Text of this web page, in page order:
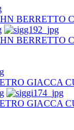
BERRETTO
BERRETTO
GIACCA
GIACCA